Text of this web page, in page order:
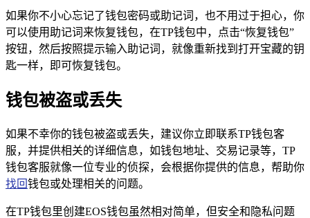
如果你不小心忘记了钱包密码或助记词，也不用过于担心，你
可以使用助记词来恢复钱包，在TP钱包中，点击“恢复钱包”
按钮，然后按照提示输入助记词，就像重新找到打开宝藏的钥
匙一样，即可恢复钱包。
钱包被盗或丢失
如果不幸你的钱包被盗或丢失，建议你立即联系TP钱包客
服，并提供相关的详细信息，如钱包地址、交易记录等，TP
钱包客服就像一位专业的侦探，会根据你提供的信息，帮助你
找回钱包或处理相关的问题。
在TP钱包里创建EOS钱包虽然相对简单，但安全和隐私问题